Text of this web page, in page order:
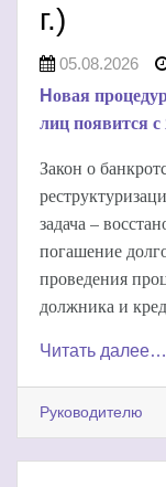
г.)
05.08.2026
Новая
лиц появится
Закон о
задача –
погашение
проведения
должника и
Читать далее…
Руководителю